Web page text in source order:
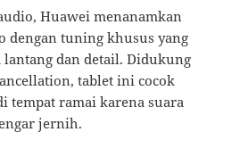
Huawei menanamkan
dengan tuning khusus yang
dan detail. Didukung
tablet ini cocok
tempat ramai karena suara
jernih.